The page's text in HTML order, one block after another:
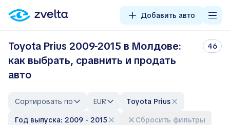
Добавить авто
Toyota Prius 2009-2015 в Молдове:
как выбрать, сравнить и продать
авто
46
Сортировать по EUR
Toyota Prius
Год выпуска: 2009 - 2015
Сбросить фильтры